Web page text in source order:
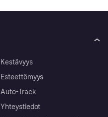
Kestävyys
Esteettömyys
Auto-Track
Yhteystiedot